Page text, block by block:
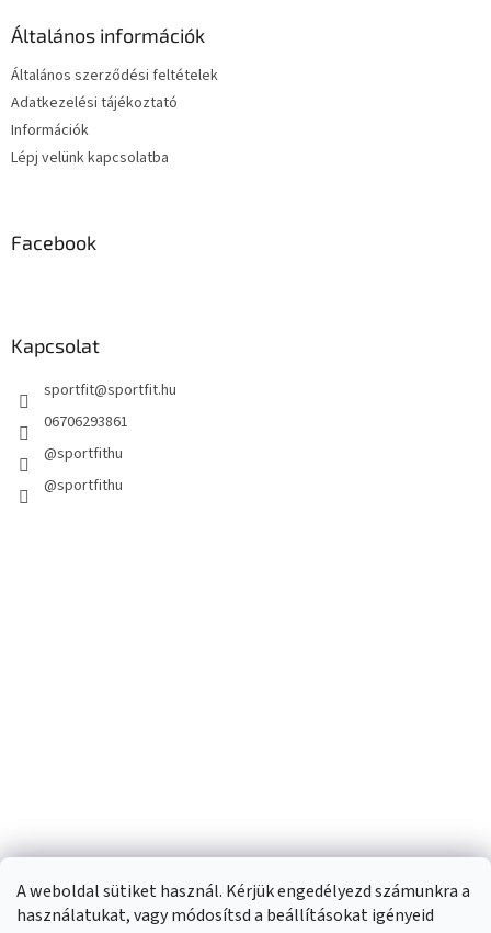
A weboldal sütiket használ. Kérjük engedélyezd számunkra a
használatukat, vagy módosítsd a beállításokat igényeid
Általános információk
Általános szerződési feltételek
Adatkezelési tájékoztató
Információk
Lépj velünk kapcsolatba
Facebook
Kapcsolat
sportfit@sportfit.hu
06706293861
@sportfithu
@sportfithu